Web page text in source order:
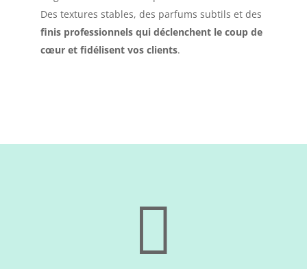
Des textures stables, des parfums subtils et des
finis professionnels qui déclenchent le coup de
cœur et fidélisent vos clients.
